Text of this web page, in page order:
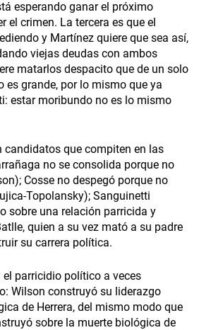
esperando ganar el próximo
el crimen. La tercera es que el
y Martínez quiere que sea así,
viejas deudas con ambos
matarlos despacito que de un solo
es grande, por lo mismo que ya
estar moribundo no es lo mismo
candidatos que compiten en las
no se consolida porque no
Cosse no despegó porque no
Topolansky); Sanguinetti
sobre una relación parricida y
quien a su vez mató a su padre
su carrera política.
parricidio político a veces
Wilson construyó su liderazgo
de Herrera, del mismo modo que
sobre la muerte biológica de